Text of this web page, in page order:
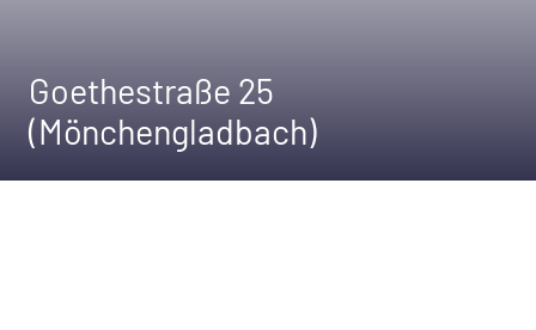
Goethestraße 25
(Mönchengladbach)